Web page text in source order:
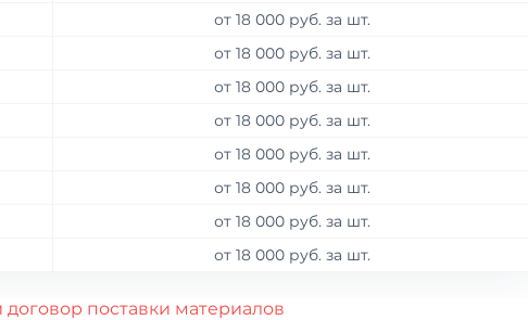
от 18 000 руб. за шт.
от 18 000 руб. за шт.
от 18 000 руб. за шт.
от 18 000 руб. за шт.
от 18 000 руб. за шт.
от 18 000 руб. за шт.
от 18 000 руб. за шт.
от 18 000 руб. за шт.
договор поставки материалов